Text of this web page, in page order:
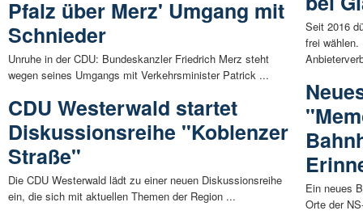
Pfalz über Merz' Umgang mit
Schnieder
Unruhe in der CDU: Bundeskanzler Friedrich Merz steht
wegen seines Umgangs mit Verkehrsminister Patrick ...
CDU Westerwald startet
Diskussionsreihe "Koblenzer
Straße"
Die CDU Westerwald lädt zu einer neuen Diskussionsreihe
ein, die sich mit aktuellen Themen der Region ...
Seit 2016
frei
Ein neues
Orte der